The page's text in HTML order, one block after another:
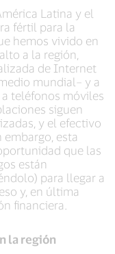
Latina y el
fértil para la
hemos vivido en
a la región,
de Internet
mundial– y a
teléfonos móviles
siguen
y el efectivo
embargo, esta
que las
están
para llegar a
y, en última
financiera.
la región